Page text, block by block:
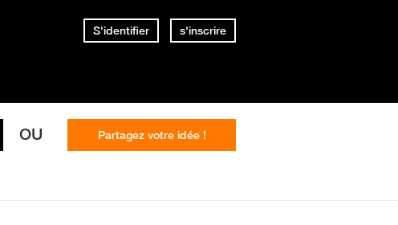
S'identifier s'inscrire
OU Partagez votre idée !